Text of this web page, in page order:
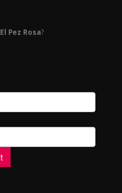
El Pez Rosa?